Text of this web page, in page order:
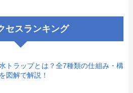
セスランキング
トラップとは？全7種類の仕組み・構
図解で解説！